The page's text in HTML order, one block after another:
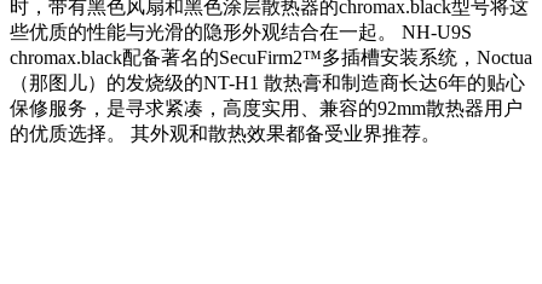
时，带有黑色风扇和黑色涂层散热器的chromax.black型号将这
些优质的性能与光滑的隐形外观结合在一起。 NH-U9S
chromax.black配备著名的SecuFirm2™多插槽安装系统，Noctua
（那图儿）的发烧级的NT-H1 散热膏和制造商长达6年的贴心
保修服务，是寻求紧凑，高度实用、兼容的92mm散热器用户
的优质选择。 其外观和散热效果都备受业界推荐。